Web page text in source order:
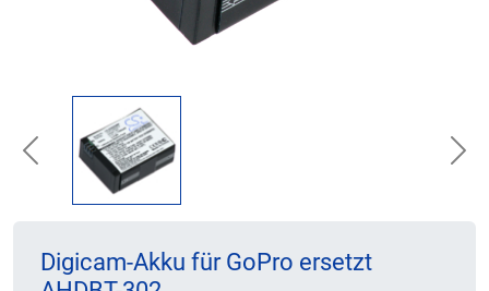
Previous
Digicam-Akku für GoPro ersetzt